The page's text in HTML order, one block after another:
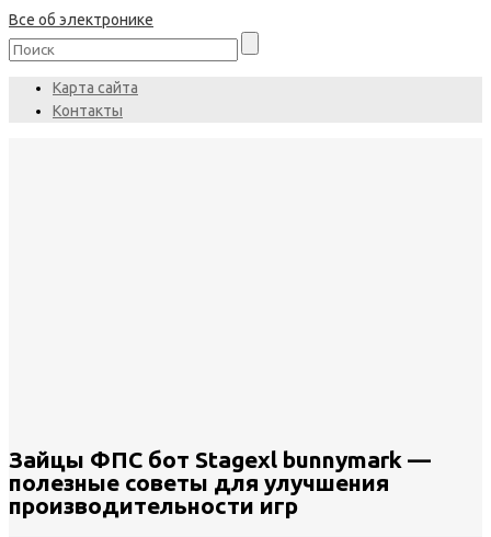
Все об электронике
Карта сайта
Контакты
Зайцы ФПС бот Stagexl bunnymark —
полезные советы для улучшения
производительности игр